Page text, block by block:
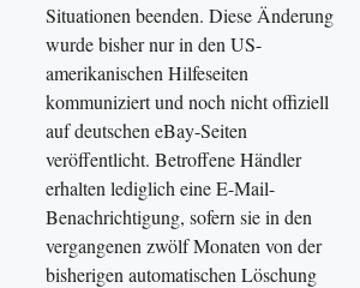
Situationen beenden. Diese Änderung
wurde bisher nur in den US-
amerikanischen Hilfeseiten
kommuniziert und noch nicht offiziell
auf deutschen eBay-Seiten
veröffentlicht. Betroffene Händler
erhalten lediglich eine E-Mail-
Benachrichtigung, sofern sie in den
vergangenen zwölf Monaten von der
bisherigen automatischen Löschung